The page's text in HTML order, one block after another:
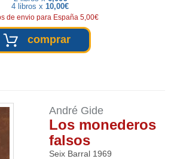
4 libros x 10,00€
de envio para España 5,00€
comprar
André Gide
Los monederos
falsos
Seix Barral 1969